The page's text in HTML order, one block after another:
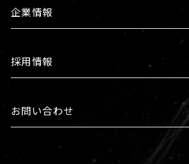
企業情報
採用情報
お問い合わせ